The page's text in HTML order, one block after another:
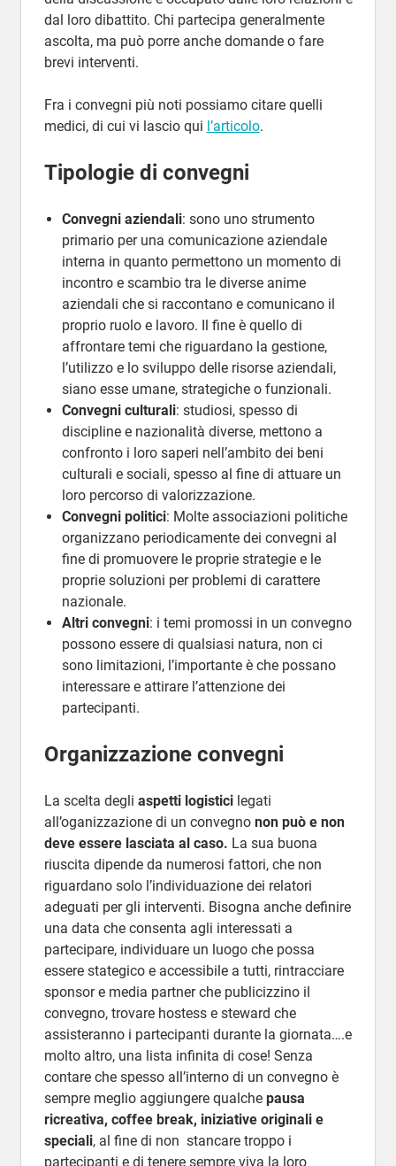
dal loro dibattito. Chi partecipa generalmente
ascolta, ma può porre anche domande o fare
brevi interventi.
Fra i convegni più noti possiamo citare quelli
medici, di cui vi lascio qui l’articolo.
Tipologie di convegni
Convegni aziendali: sono uno strumento
primario per una comunicazione aziendale
interna in quanto permettono un momento di
incontro e scambio tra le diverse anime
aziendali che si raccontano e comunicano il
proprio ruolo e lavoro. Il fine è quello di
affrontare temi che riguardano la gestione,
l’utilizzo e lo sviluppo delle risorse aziendali,
siano esse umane, strategiche o funzionali.
Convegni culturali: studiosi, spesso di
discipline e nazionalità diverse, mettono a
confronto i loro saperi nell’ambito dei beni
culturali e sociali, spesso al fine di attuare un
loro percorso di valorizzazione.
Convegni politici: Molte associazioni politiche
organizzano periodicamente dei convegni al
fine di promuovere le proprie strategie e le
proprie soluzioni per problemi di carattere
nazionale.
Altri convegni: i temi promossi in un convegno
possono essere di qualsiasi natura, non ci
sono limitazioni, l’importante è che possano
interessare e attirare l’attenzione dei
partecipanti.
Organizzazione convegni
La scelta degli aspetti logisticilegati
all’oganizzazione di un convegno non può e non
deve essere lasciata al caso. La sua buona
riuscita dipende da numerosi fattori, che non
riguardano solo l’individuazione dei relatori
adeguati per gli interventi. Bisogna anche definire
una data che consenta agli interessati a
partecipare, individuare un luogo che possa
essere stategico e accessibile a tutti, rintracciare
sponsor e media partner che publicizzino il
convegno, trovare hostess e steward che
assisteranno i partecipanti durante la giornata….e
molto altro, una lista infinita di cose! Senza
contare che spesso all’interno di un convegno è
sempre meglio aggiungere qualche pausa
ricreativa, coffee break, iniziative originali e
speciali, al fine di non stancare troppo i
partecipanti e di tenere sempre viva la loro